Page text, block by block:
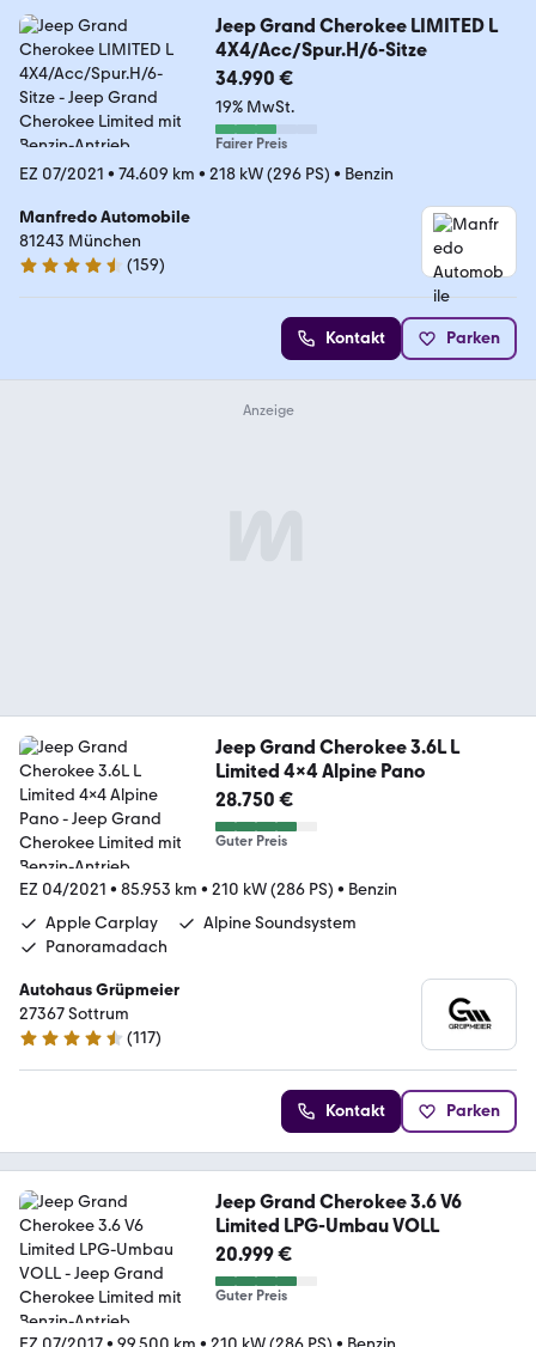
Jeep Grand Cherokee LIMITED L
4X4/Acc/Spur.H/6-Sitze
34.990 €
19% MwSt.
Fairer Preis
EZ 07/2021 • 74.609 km • 218 kW (296 PS) • Benzin
Manfredo Automobile
81243 München
4.6 Sterne
(159)
Kontakt Parken
Jeep Grand Cherokee 3.6L L
Limited 4x4 Alpine Pano
28.750 €
Guter Preis
EZ 04/2021 • 85.953 km • 210 kW (286 PS) • Benzin
Apple Carplay
Alpine Soundsystem
Panoramadach
Autohaus Grüpmeier
27367 Sottrum
4.5 Sterne
(117)
Kontakt Parken
Jeep Grand Cherokee 3.6 V6
Limited LPG-Umbau VOLL
20.999 €
Guter Preis